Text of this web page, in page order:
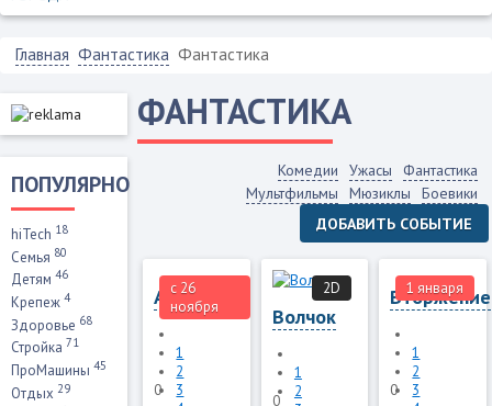
Главная Фантастика Фантастика
ПОПУЛЯРНО
hiTech 18
Семья 80
Детям 46
Крепеж 4
Здоровье 68
Стройка 71
ПроМашины 45
Отдых 29
ФАНТАСТИКА
Комедии Ужасы
Фантастика
Мультфильмы
Мюзиклы
Боевики
ДОБАВИТЬ СОБЫТИЕ
Аквамен
0
1
2
3
Imax3D
с 26
ноября
Волчок
0
1
2
2D Вторжение
0
1
2
3
Imax3D
1 января